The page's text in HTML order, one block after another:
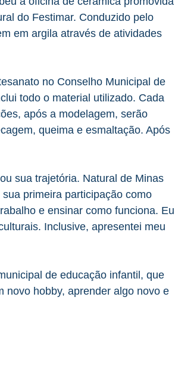
do Festimar. Conduzido pelo
em argila através de atividades
no Conselho Municipal de
todo o material utilizado. Cada
após a modelagem, serão
queima e esmaltação. Após
sua trajetória. Natural de Minas
primeira participação como
e ensinar como funciona. Eu
Inclusive, apresentei meu
de educação infantil, que
novo hobby, aprender algo novo e